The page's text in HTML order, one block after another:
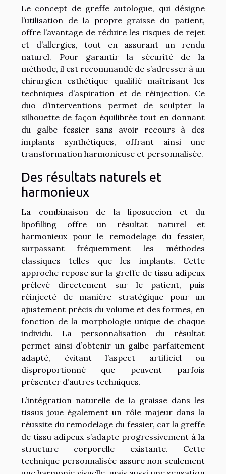
Le concept de greffe autologue, qui désigne
l’utilisation de la propre graisse du patient,
offre l’avantage de réduire les risques de rejet
et d’allergies, tout en assurant un rendu
naturel. Pour garantir la sécurité de la
méthode, il est recommandé de s’adresser à un
chirurgien esthétique qualifié maîtrisant les
techniques d’aspiration et de réinjection. Ce
duo d’interventions permet de sculpter la
silhouette de façon équilibrée tout en donnant
du galbe fessier sans avoir recours à des
implants synthétiques, offrant ainsi une
transformation harmonieuse et personnalisée.
Des résultats naturels et
harmonieux
La combinaison de la liposuccion et du
lipofilling offre un résultat naturel et
harmonieux pour le remodelage du fessier,
surpassant fréquemment les méthodes
classiques telles que les implants. Cette
approche repose sur la greffe de tissu adipeux
prélevé directement sur le patient, puis
réinjecté de manière stratégique pour un
ajustement précis du volume et des formes, en
fonction de la morphologie unique de chaque
individu. La personnalisation du résultat
permet ainsi d’obtenir un galbe parfaitement
adapté, évitant l’aspect artificiel ou
disproportionné que peuvent parfois
présenter d’autres techniques.
L’intégration naturelle de la graisse dans les
tissus joue également un rôle majeur dans la
réussite du remodelage du fessier, car la greffe
de tissu adipeux s’adapte progressivement à la
structure corporelle existante. Cette
technique personnalisée assure non seulement